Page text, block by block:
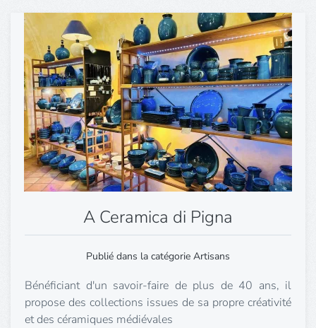
A Ceramica di Pigna
Publié dans la catégorie Artisans
Bénéficiant d'un savoir-faire de plus de 40 ans, il
propose des collections issues de sa propre créativité
et des céramiques médiévales